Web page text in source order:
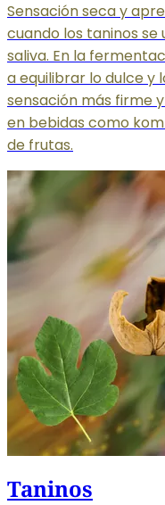
Sensación seca y
cuando los taninos
saliva. En la
a equilibrar lo dulce y
sensación más firme
en bebidas como
de frutas.
Taninos